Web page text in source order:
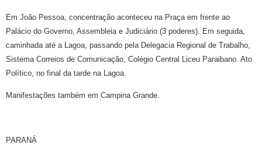
Em João Pessoa, concentração aconteceu na Praça em frente ao
Palácio do Governo, Assembleia e Judiciário (3 poderes). Em seguida,
caminhada até a Lagoa, passando pela Delegacia Regional de Trabalho,
Sistema Correios de Comunicação, Colégio Central Liceu Paraibano. Ato
Político, no final da tarde na Lagoa.
Manifestações também em Campina Grande.
PARANÁ